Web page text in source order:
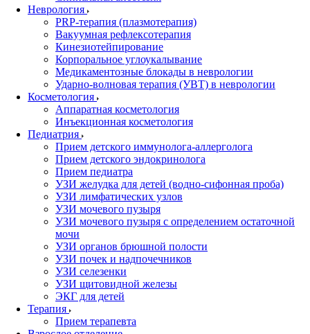
Неврология
PRP-терапия (плазмотерапия)
Вакуумная рефлексотерапия
Кинезиотейпирование
Корпоральное углоукалывание
Медикаментозные блокады в неврологии
Ударно-волновая терапия (УВТ) в неврологии
Косметология
Аппаратная косметология
Инъекционная косметология
Педиатрия
Прием детского иммунолога-аллерголога
Прием детского эндокринолога
Прием педиатра
УЗИ желудка для детей (водно-сифонная проба)
УЗИ лимфатических узлов
УЗИ мочевого пузыря
УЗИ мочевого пузыря с определением остаточной
мочи
УЗИ органов брюшной полости
УЗИ почек и надпочечников
УЗИ селезенки
УЗИ щитовидной железы
ЭКГ для детей
Терапия
Прием терапевта